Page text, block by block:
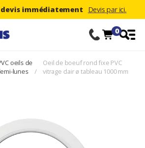
immédiatement Devis par ici.
0
oeils de
lunes
/
Oeil de boeuf rond fixe PVC
vitrage clair ø tableau 1000 mm